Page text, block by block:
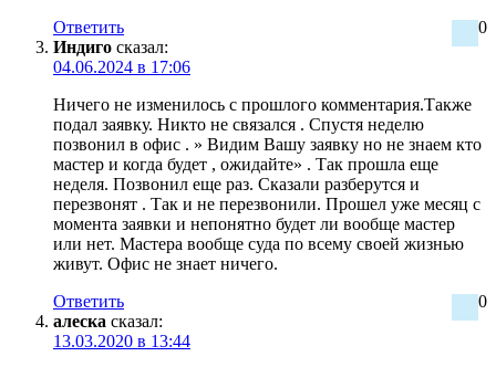
0
Ответить
Индиго сказал:
04.06.2024 в 17:06
Ничего не изменилось с прошлого комментария.Также
подал заявку. Никто не связался . Спустя неделю
позвонил в офис . » Видим Вашу заявку но не знаем кто
мастер и когда будет , ожидайте» . Так прошла еще
неделя. Позвонил еще раз. Сказали разберутся и
перезвонят . Так и не перезвонили. Прошел уже месяц с
момента заявки и непонятно будет ли вообще мастер
или нет. Мастера вообще суда по всему своей жизнью
живут. Офис не знает ничего.
0
Ответить
алеска сказал:
13.03.2020 в 13:44